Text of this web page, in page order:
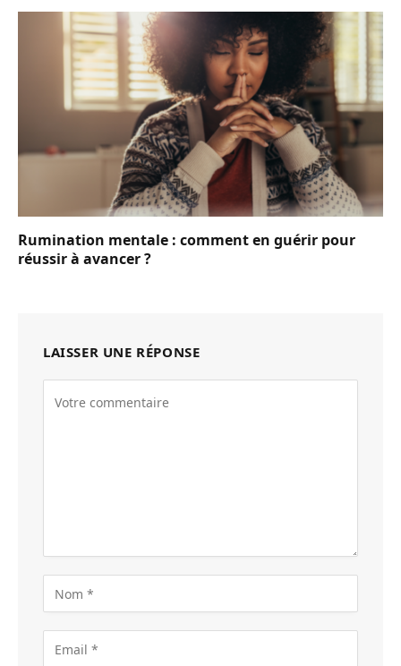
Rumination mentale : comment en guérir pour
réussir à avancer ?
LAISSER UNE RÉPONSE